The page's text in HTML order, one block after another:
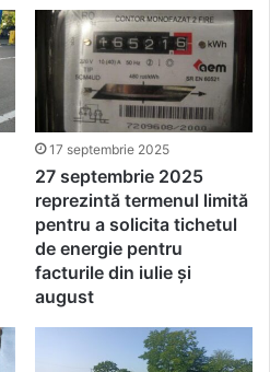
17 septembrie 2025
27 septembrie 2025
reprezintă termenul limită
pentru a solicita tichetul
de energie pentru
facturile din iulie și
august